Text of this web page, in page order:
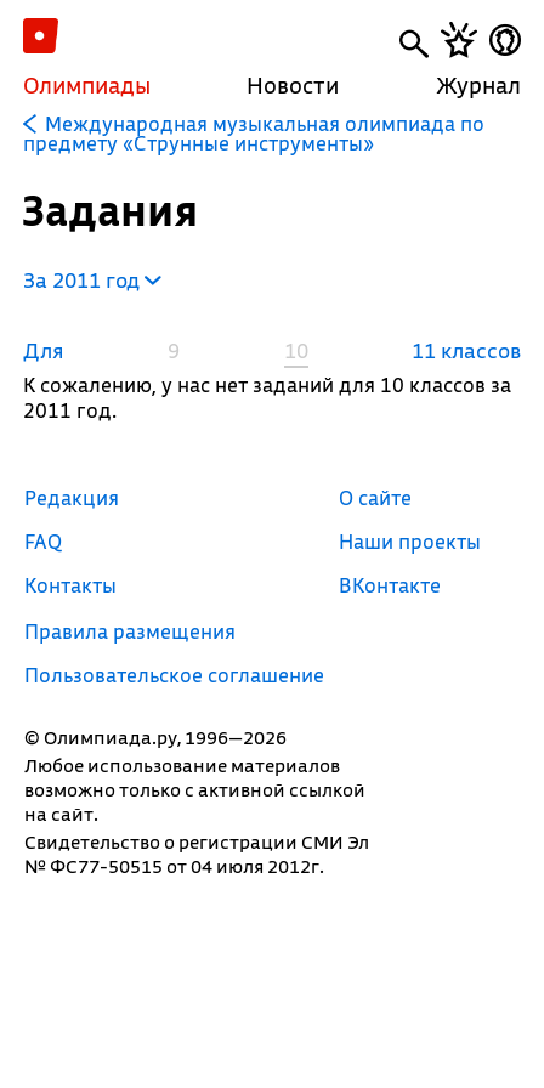
Олимпиады Новости Журнал
Международная музыкальная олимпиада по
предмету «Струнные инструменты»
Задания
За 2011 год
Для 9 10 11 классов
К сожалению, у нас нет заданий для 10 классов за
2011 год.
© Олимпиада.ру, 1996—2026
Любое использование материалов
возможно только с активной ссылкой
на сайт.
Свидетельство о регистрации СМИ Эл
№ ФС77-50515 от 04 июля 2012г.
Редакция
FAQ
Контакты
Правила размещения
Пользовательское соглашение
О сайте
Наши проекты
ВКонтакте